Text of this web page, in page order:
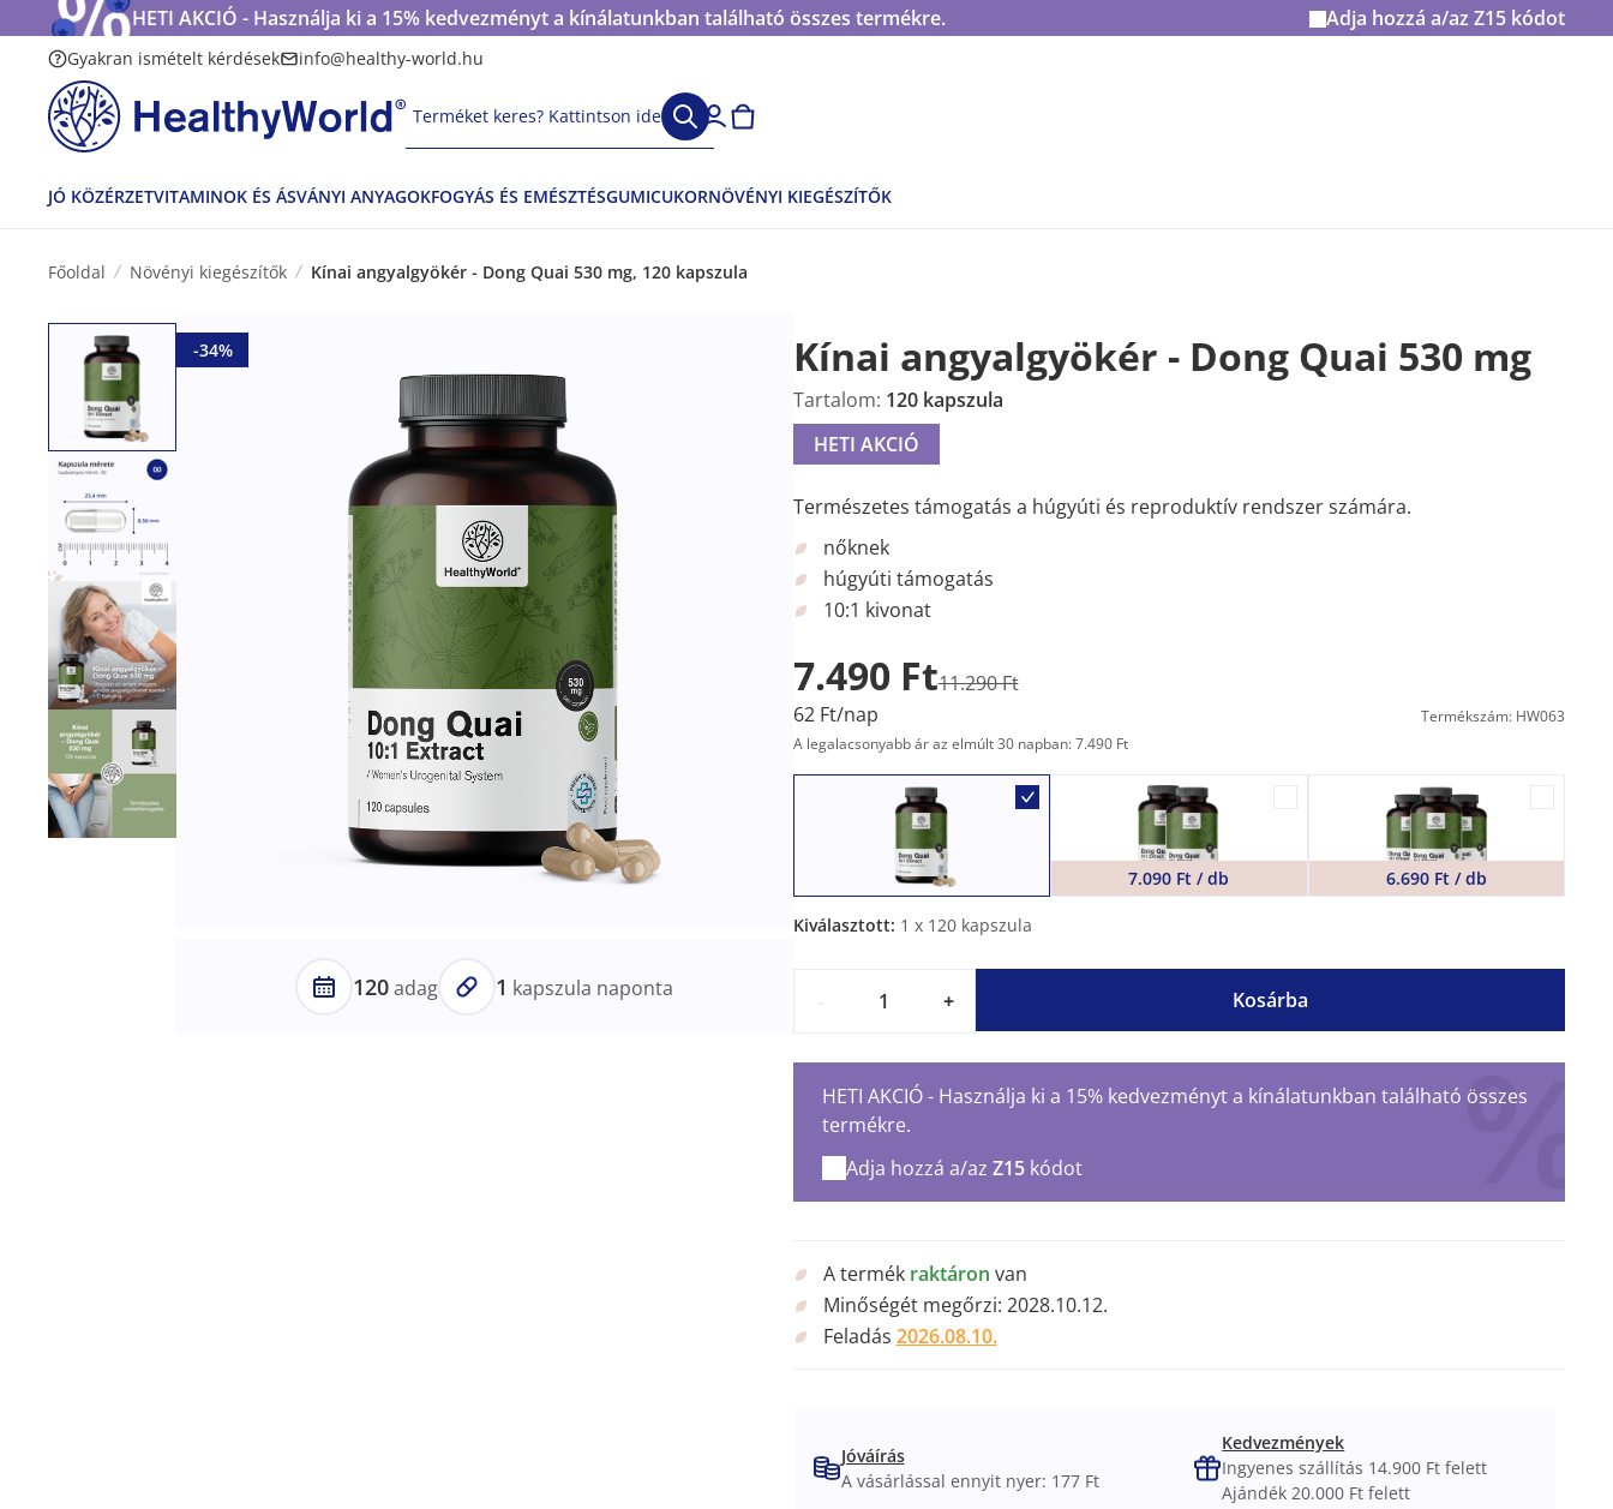
HETI AKCIÓ - Használja ki a 15% kedvezményt a kínálatunkban található összes termékre. Adja hozzá a/az Z15 kódot
Gyakran ismételt kérdések info@healthy-world.hu
Terméket keres? Kattintson ide
JÓ KÖZÉRZETVITAMINOK ÉS ÁSVÁNYI ANYAGOKFOGYÁS ÉS EMÉSZTÉSGUMICUKORNÖVÉNYI KIEGÉSZÍTŐK
Főoldal Növényi kiegészítők Kínai angyalgyökér - Dong Quai 530 mg, 120 kapszula
-34%
120adag 1 kapszula naponta
Kínai angyalgyökér - Dong Quai 530 mg
Tartalom: 120 kapszula
HETI AKCIÓ
Természetes támogatás a húgyúti és reproduktív rendszer számára.
nőknek
húgyúti támogatás
10:1 kivonat
7.490 Ft11.290 Ft
62 Ft/nap
Termékszám: HW063
A legalacsonyabb ár az elmúlt 30 napban: 7.490 Ft
7.090 Ft / db 6.690 Ft / db
Kiválasztott: 1 x 120 kapszula
+ Kosárba
HETI AKCIÓ - Használja ki a 15% kedvezményt a kínálatunkban található összes
termékre.
Adja hozzá a/az Z15kódot
A termék raktáron van
Minőségét megőrzi: 2028.10.12.
Feladás 2026.08.10.
Jóváírás
A vásárlással ennyit nyer: 177 Ft
Kedvezmények
Ingyenes szállítás 14.900 Ft felett
Ajándék 20.000 Ft felett